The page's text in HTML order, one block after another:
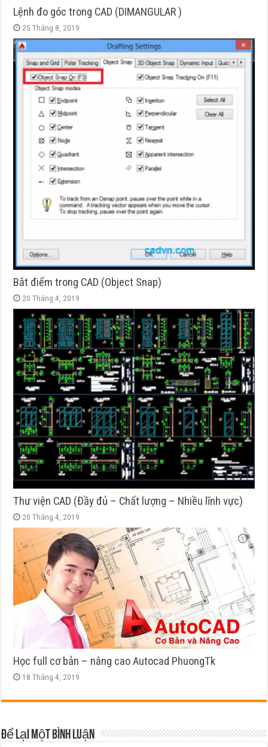
Lệnh đo góc trong CAD (DIMANGULAR )
25 Tháng 8, 2019
Bắt điểm trong CAD (Object Snap)
20 Tháng 4, 2019
Thư viện CAD (Đầy đủ – Chất lượng – Nhiều lĩnh vực)
20 Tháng 4, 2019
Học full cơ bản – nâng cao Autocad PhuongTk
18 Tháng 4, 2019
Để lại một bình luận